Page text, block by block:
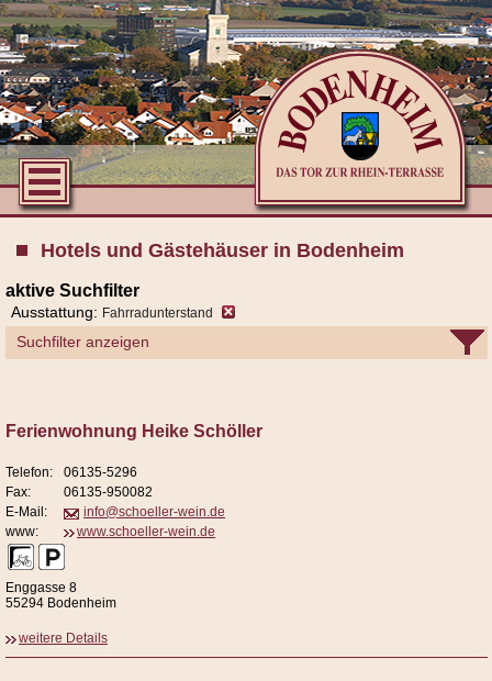
Hotels und Gästehäuser in Bodenheim
aktive Suchfilter
Ausstattung: Fahrradunterstand
Suchfilter anzeigen
Ferienwohnung Heike Schöller
Telefon:
06135-5296
Fax:
06135-950082
E-Mail:
info@schoeller-wein.de
www:
www.schoeller-wein.de
Enggasse 8
55294 Bodenheim
weitere Details